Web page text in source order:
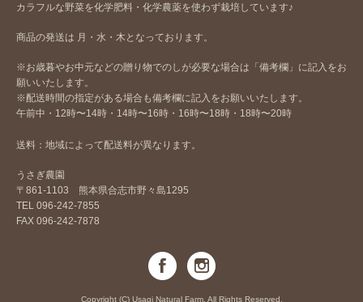
カラフルな野菜を化学肥料・化学農薬を使わず栽培しています♪
商品の発送は 月・水・木となっております。
※お歳暮やお中元などの贈り物でのしが必要な場合は「備考欄」に記入をお
願いいたします。
※配送時間の指定がある場合も備考欄に記入をお願いいたします。
午前中・12時〜14時・14時〜16時・16時〜18時・18時〜20時
送料：地域によって配送料が異なります。
うさぎ農園
〒861-1103 熊本県合志市野々島1295
TEL 096-242-7855
FAX 096-242-7878
Copyright (C) Usagi Natural Farm. All Rights Reserved.